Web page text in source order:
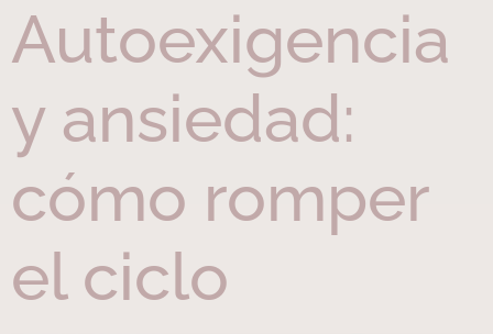
Autoexigencia
y ansiedad:
cómo romper
el ciclo